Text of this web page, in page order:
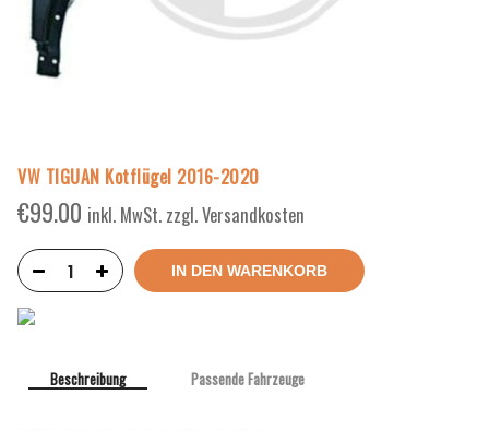
VW TIGUAN Kotflügel 2016-2020
€99.00 inkl. MwSt. zzgl. Versandkosten
IN DEN WARENKORB
Beschreibung Passende Fahrzeuge